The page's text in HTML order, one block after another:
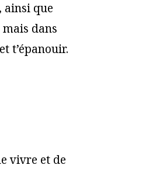
ainsi que
dans
t’épanouir.
vivre et de